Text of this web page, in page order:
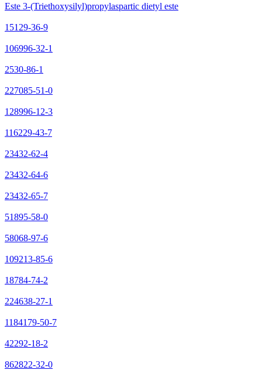
Este 3-(Triethoxysilyl)propylaspartic dietyl este
15129-36-9
106996-32-1
2530-86-1
227085-51-0
128996-12-3
116229-43-7
23432-62-4
23432-64-6
23432-65-7
51895-58-0
58068-97-6
109213-85-6
18784-74-2
224638-27-1
1184179-50-7
42292-18-2
862822-32-0